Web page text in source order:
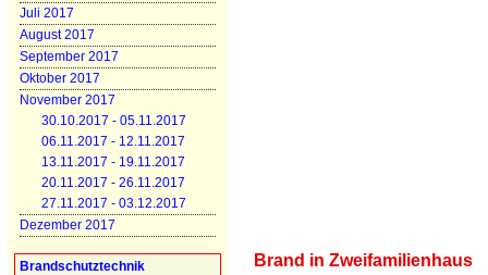
Juli 2017
August 2017
September 2017
Oktober 2017
November 2017
30.10.2017 - 05.11.2017
06.11.2017 - 12.11.2017
13.11.2017 - 19.11.2017
20.11.2017 - 26.11.2017
27.11.2017 - 03.12.2017
Dezember 2017
Brandschutztechnik Brand in Zweifamilienhaus